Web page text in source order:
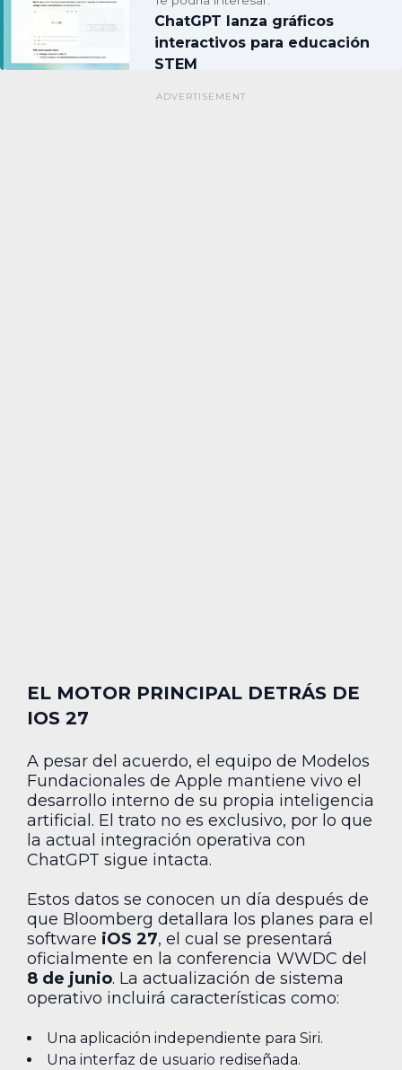
ChatGPT lanza gráficos
interactivos para educación
STEM
EL MOTOR PRINCIPAL DETRÁS DE
IOS 27
A pesar del acuerdo, el equipo de Modelos
Fundacionales de Apple mantiene vivo el
desarrollo interno de su propia inteligencia
artificial. El trato no es exclusivo, por lo que
la actual integración operativa con
ChatGPT sigue intacta.
Estos datos se conocen un día después de
que Bloomberg detallara los planes para el
software iOS 27, el cual se presentará
oficialmente en la conferencia WWDC del
8 de junio. La actualización de sistema
operativo incluirá características como:
Una aplicación independiente para Siri.
Una interfaz de usuario rediseñada.